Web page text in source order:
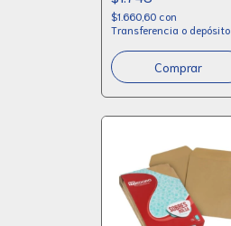
$1.660,60 con
Transferencia o depósito